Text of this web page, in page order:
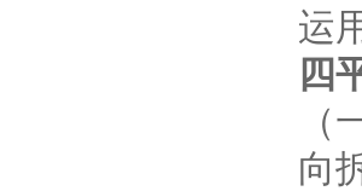
运
四
（
向